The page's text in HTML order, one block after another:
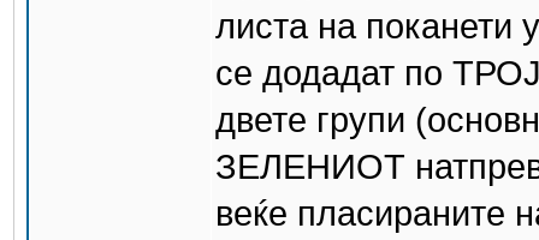
листа на поканети
се додадат по
двете групи
ЗЕЛЕНИОТ
веќе пласираните